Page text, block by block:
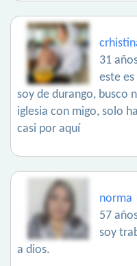
31
este
soy de durango, busco
iglesia con migo, solo
casi por aquí
norma
57
soy
a dios.